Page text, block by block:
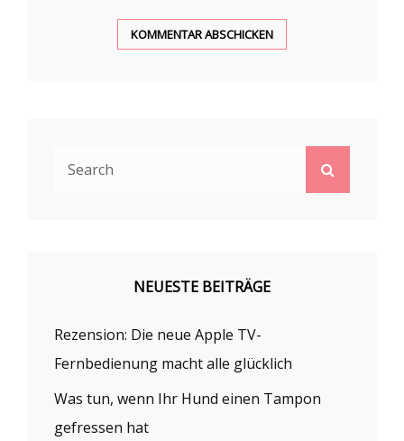
NEUESTE BEITRÄGE
Rezension: Die neue Apple TV-
Fernbedienung macht alle glücklich
Was tun, wenn Ihr Hund einen Tampon
gefressen hat